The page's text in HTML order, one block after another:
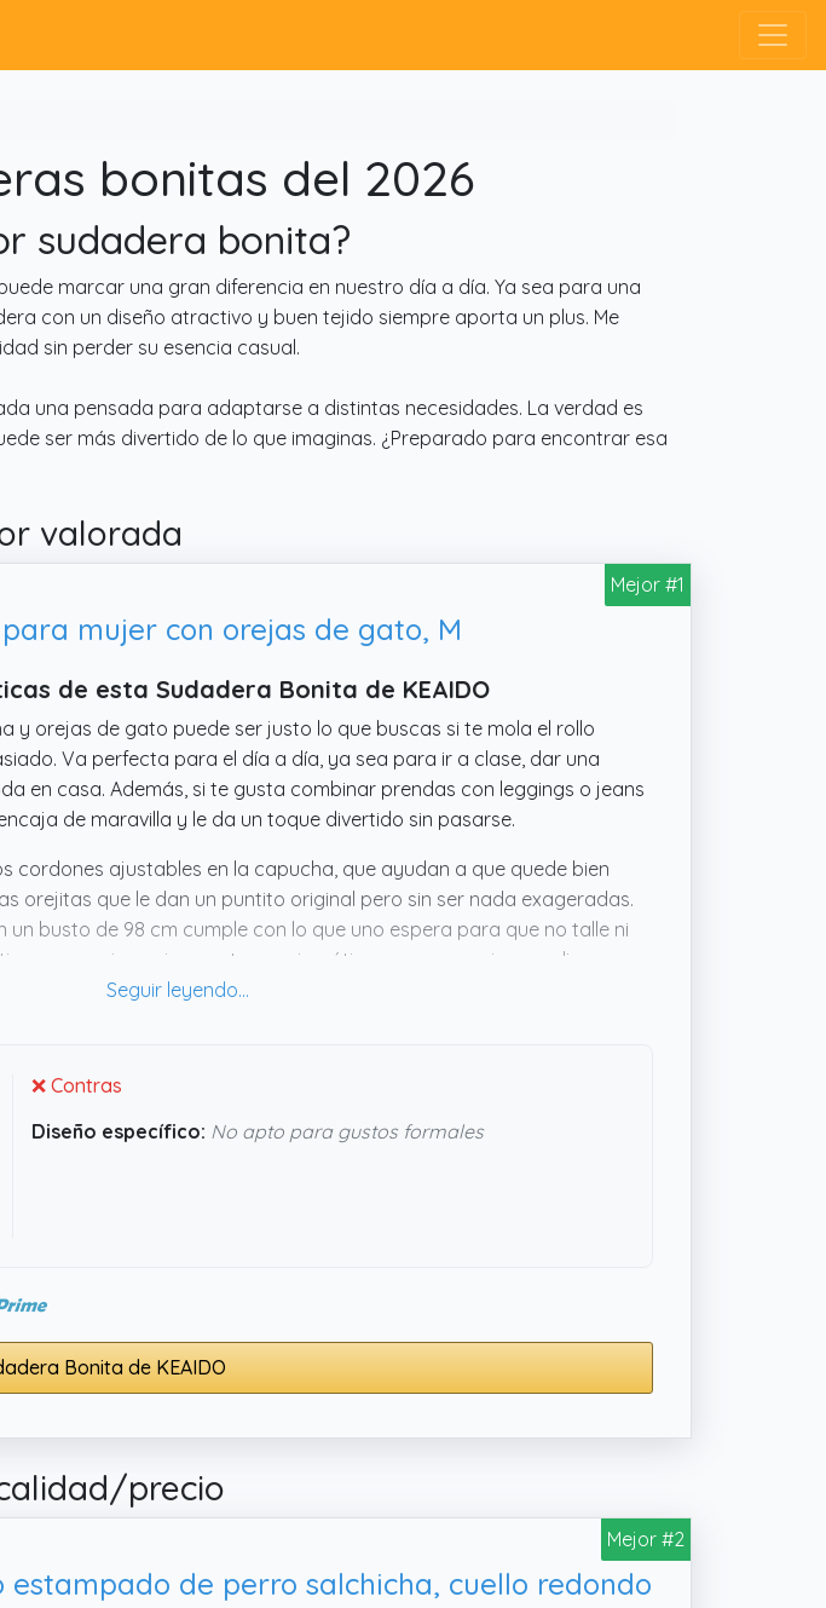
bonitas del 2026
sudadera bonita?
marcar una gran diferencia en nuestro día a día. Ya sea para una
con un diseño atractivo y buen tejido siempre aporta un plus. Me
sin perder su esencia casual.
una pensada para adaptarse a distintas necesidades. La verdad es
ser más divertido de lo que imaginas. ¿Preparado para encontrar esa
valorada
Mejor #1
mujer con orejas de gato, M
de esta Sudadera Bonita de KEAIDO
y orejas de gato puede ser justo lo que buscas si te mola el rollo
Va perfecta para el día a día, ya sea para ir a clase, dar una
en casa. Además, si te gusta combinar prendas con leggings o jeans
de maravilla y le da un toque divertido sin pasarse.
cordones ajustables en la capucha, que ayudan a que quede bien
orejitas que le dan un puntito original pero sin ser nada exageradas.
un busto de 98 cm cumple con lo que uno espera para que no talle ni
para quien quiera un toque simpático en su ropa sin complicarse,
estilo para varias ocasiones.
❌ Contras
Diseño específico: No apto para gustos formales
Bonita de KEAIDO
precio
Mejor #2
de perro salchicha, cuello redondo